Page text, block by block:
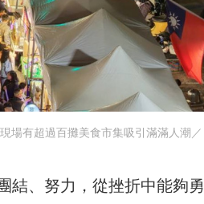
場有超過百攤美食市集吸引滿滿人潮／
結、努力，從挫折中能夠勇